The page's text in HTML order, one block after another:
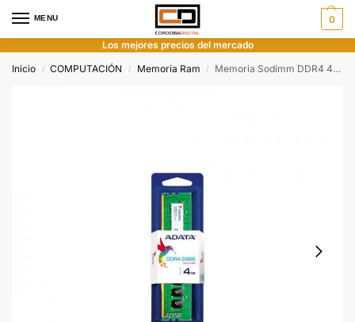
MENU 0
Los mejores precios del mercado
Inicio
/ COMPUTACIÓN / Memoria Ram / Memoria Sodimm DDR4 4Gb Adata 2666 PC4-21300